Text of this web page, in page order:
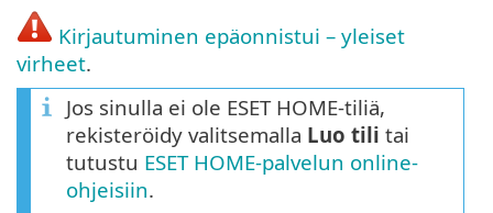
Kirjautuminen epäonnistui – yleiset
virheet.
Jos sinulla ei ole ESET HOME-tiliä,
rekisteröidy valitsemalla Luo tili tai
tutustu ESET HOME-palvelun online-
ohjeisiin.